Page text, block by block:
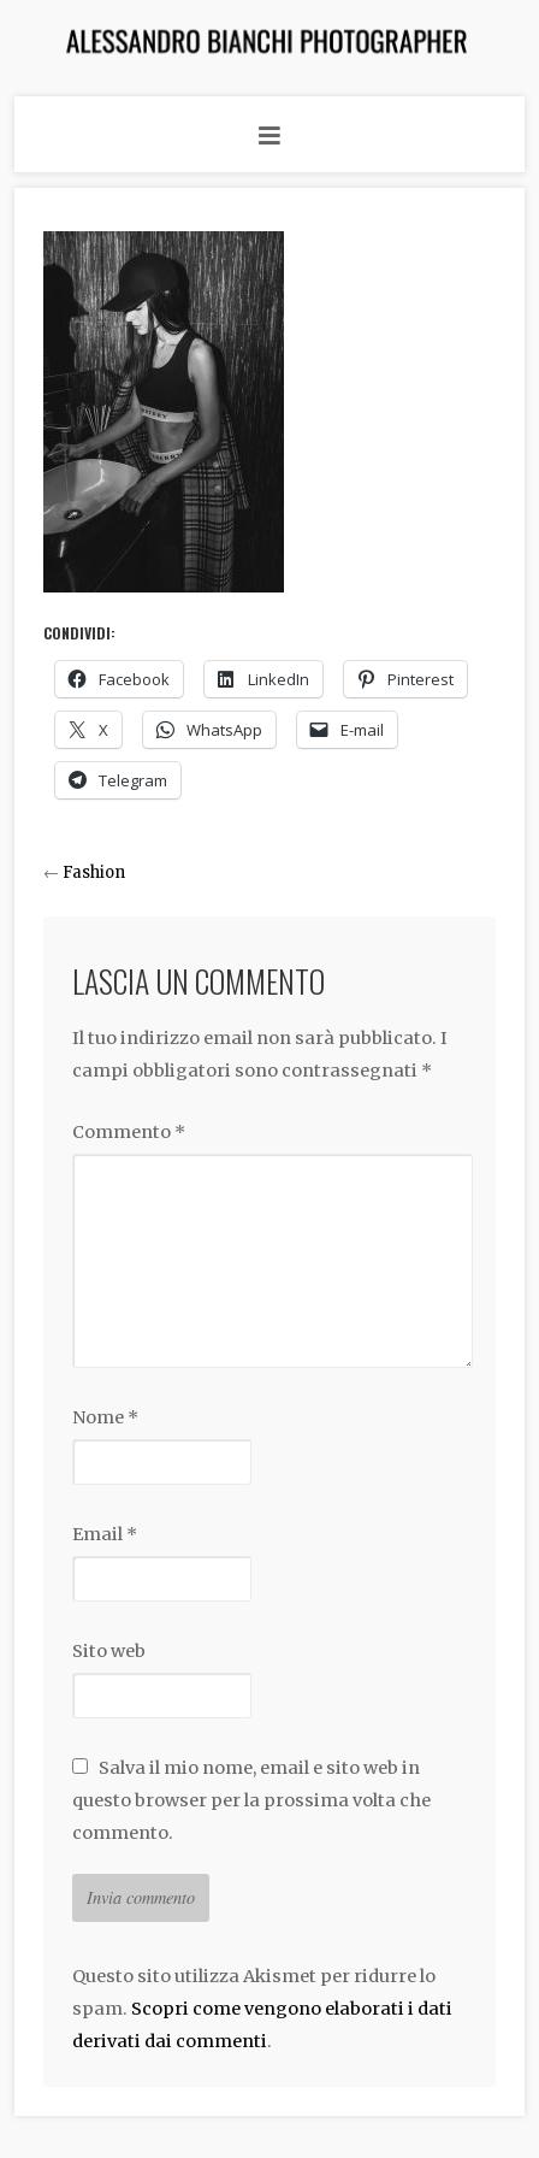
CONDIVIDI:
Facebook LinkedIn Pinterest
X WhatsApp E-mail
Telegram
← Fashion
LASCIA UN COMMENTO
Il tuo indirizzo email non sarà pubblicato. I
campi obbligatori sono contrassegnati *
Commento *
Nome *
Email *
Sito web
Salva il mio nome, email e sito web in
questo browser per la prossima volta che
commento.
Questo sito utilizza Akismet per ridurre lo
spam. Scopri come vengono elaborati i dati
derivati dai commenti.